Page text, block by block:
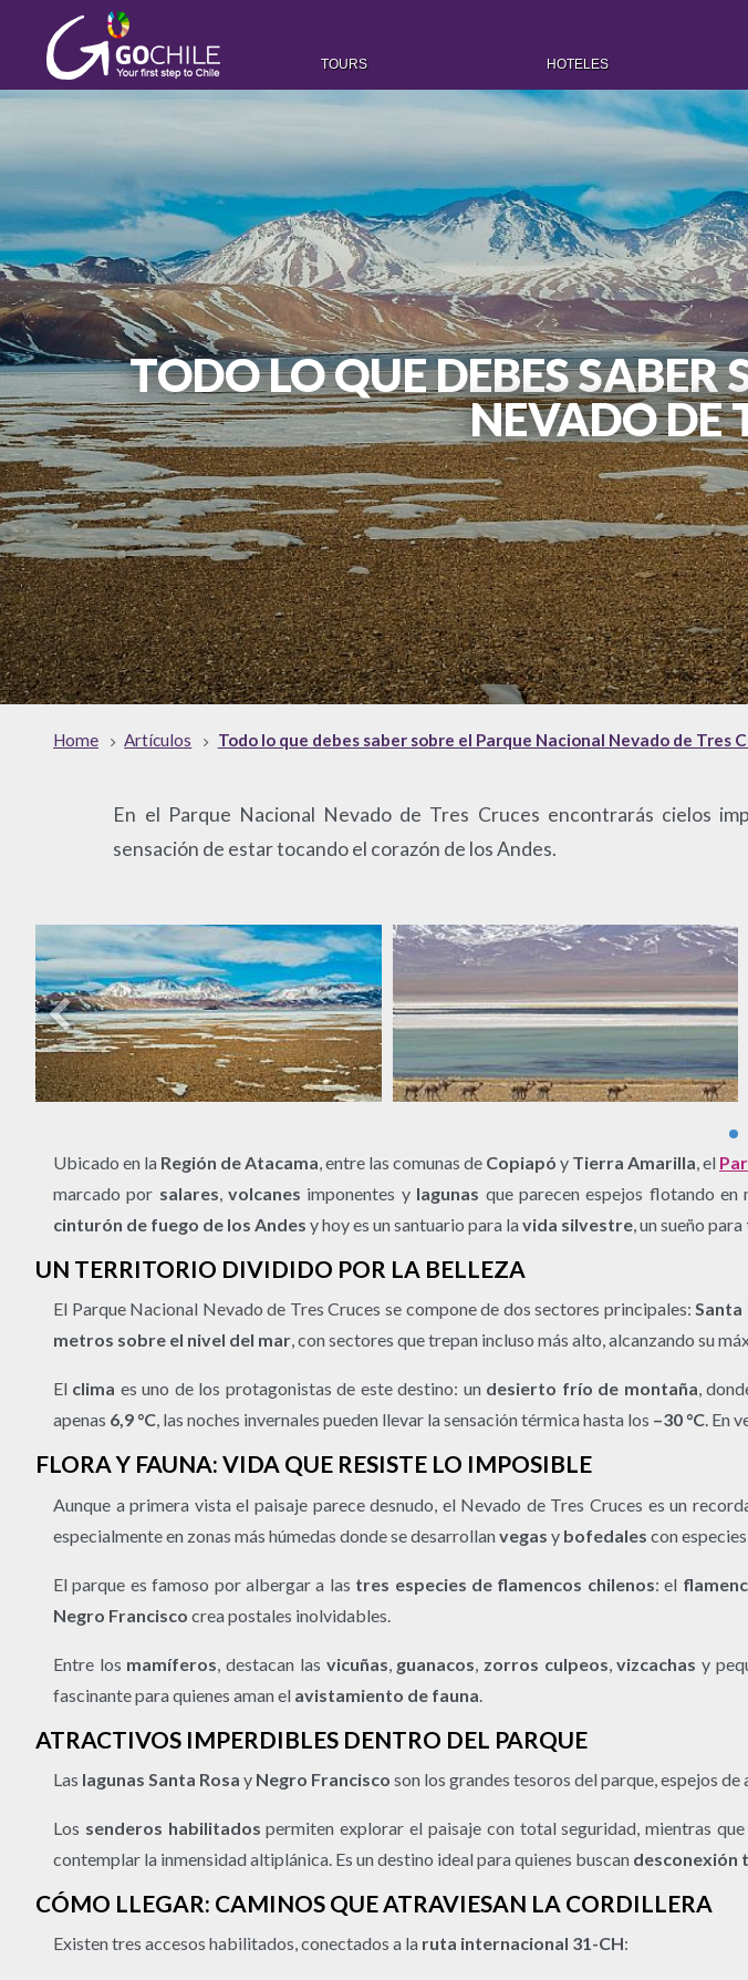
TOURS HOTELES
TODO LO QUE DEBES
NEVADO DE
Home Artículos Todo lo que debes saber sobre el Parque Nacional Nevado de Tres
En el Parque Nacional Nevado de Tres Cruces encontrarás cielos
sensación de estar tocando el corazón de los Andes.
Ubicado en la Región de Atacama , entre las comunas de Copiapó y Tierra Amarilla , el
marcado por salares ,volcanes imponentes y lagunas que parecen espejos flotando
cinturón de fuego de los Andes y hoy es un santuario para lavida silvestre , un sueño para
UN TERRITORIO DIVIDIDO POR LA BELLEZA
El Parque Nacional Nevado de Tres Cruces se compone de dos sectores principales:Santa
metros sobre el nivel del mar, con sectores que trepan incluso más alto, alcanzando su
El clima es uno de los protagonistas de este destino: un desierto frío de montaña,
apenas 6,9 °C, las noches invernales pueden llevar la sensación térmica hasta los –30 °C. En
FLORA Y FAUNA: VIDA QUE RESISTE LO IMPOSIBLE
Aunque a primera vista el paisaje parece desnudo, el Nevado de Tres Cruces es un
especialmente en zonas más húmedas donde se desarrollanvegas y bofedales con
El parque es famoso por albergar a las tres especies de flamencos chilenos: el
Negro Francisco crea postales inolvidables.
Entre los mamíferos , destacan las vicuñas guanacos zorros culpeos ,vizcachas y
fascinante para quienes aman el avistamiento de fauna
ATRACTIVOS IMPERDIBLES DENTRO DEL PARQUE
Las lagunas Santa Rosa y Negro Francisco son los grandes tesoros del parque, espejos de
Los senderos habilitados permiten explorar el paisaje con total seguridad, mientras que
contemplar la inmensidad altiplánica. Es un destino ideal para quienes buscan desconexión
CÓMO LLEGAR: CAMINOS QUE ATRAVIESAN LA CORDILLERA
Existen tres accesos habilitados, conectados a la ruta internacional 31-CH: